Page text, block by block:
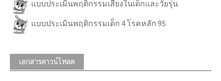
แบบประเมินพฤติกรรมเสี่ยงในเด็กและวัยรุ่น
แบบประเมินพฤติกรรมเด็ก 4 โรคหลัก 9S
เอกสารดาวน์โหลด